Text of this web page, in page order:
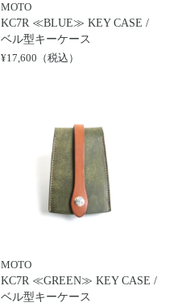
MOTO
KC7R ≪BLUE≫ KEY CASE /
ベル型キーケース
¥17,600（税込）
MOTO
KC7R ≪GREEN≫ KEY CASE /
ベル型キーケース